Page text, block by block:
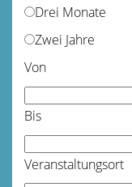
Drei Monate
Zwei Jahre
Von
Bis
Veranstaltungsort